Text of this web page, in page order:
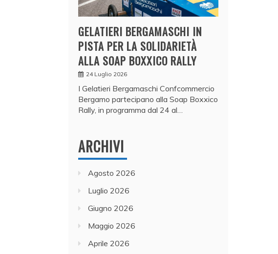
GELATIERI BERGAMASCHI IN
PISTA PER LA SOLIDARIETÀ
ALLA SOAP BOXXICO RALLY
24 Luglio 2026
I Gelatieri Bergamaschi Confcommercio
Bergamo partecipano alla Soap Boxxico
Rally, in programma dal 24 al…
ARCHIVI
Agosto 2026
Luglio 2026
Giugno 2026
Maggio 2026
Aprile 2026